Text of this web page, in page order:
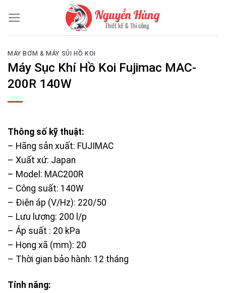
content
MÁY BƠM & MÁY SỦI HỒ KOI
Máy Sục Khí Hồ Koi Fujimac MAC-
200R 140W
Thông số kỹ thuật:
– Hãng sản xuất: FUJIMAC
– Xuất xứ: Japan
– Model: MAC200R
– Công suất: 140W
– Điện áp (V/Hz): 220/50
– Lưu lượng: 200 l/p
– Áp suất : 20 kPa
– Họng xã (mm): 20
– Thời gian bảo hành: 12 tháng
Tính năng: